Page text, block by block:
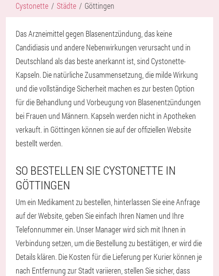
Cystonette Städte Göttingen
Das Arzneimittel gegen Blasenentzündung, das keine
Candidiasis und andere Nebenwirkungen verursacht und in
Deutschland als das beste anerkannt ist, sind Cystonette-
Kapseln. Die natürliche Zusammensetzung, die milde Wirkung
und die vollständige Sicherheit machen es zur besten Option
für die Behandlung und Vorbeugung von Blasenentzündungen
bei Frauen und Männern. Kapseln werden nicht in Apotheken
verkauft. in Göttingen können sie auf der offiziellen Website
bestellt werden.
SO BESTELLEN SIE CYSTONETTE IN
GÖTTINGEN
Um ein Medikament zu bestellen, hinterlassen Sie eine Anfrage
auf der Website, geben Sie einfach Ihren Namen und Ihre
Telefonnummer ein. Unser Manager wird sich mit Ihnen in
Verbindung setzen, um die Bestellung zu bestätigen, er wird die
Details klären. Die Kosten für die Lieferung per Kurier können je
nach Entfernung zur Stadt variieren, stellen Sie sicher, dass